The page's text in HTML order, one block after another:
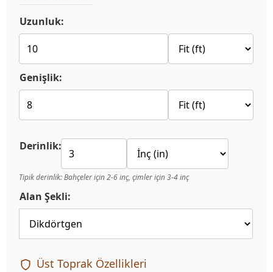
Uzunluk:
Genişlik:
Derinlik:
Tipik derinlik: Bahçeler için 2-6 inç, çimler için 3-4 inç
Alan Şekli:
Üst Toprak Özellikleri